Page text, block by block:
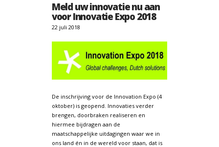
Meld uw innovatie nu aan
voor Innovatie Expo 2018
22 juli 2018
De inschrijving voor de Innovation Expo (4
oktober) is geopend. Innovaties verder
brengen, doorbraken realiseren en
hiermee bijdragen aan de
maatschappelijke uitdagingen waar we in
ons land én in de wereld voor staan, dat is